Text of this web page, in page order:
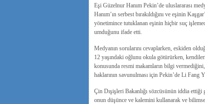
Eşi Güzelnur Hanım Pekin’de uluslararası
Hanım’ın serbest bırakıldığını ve eşinin
yönetimince tutuklanan eşinin hiçbir suç
umduğunu ifade etti.
Medyanın sorularını cevaplarken, eskiden
12 yaşındaki oğlunu okula götürürken,
konusunda resmi makamların bilgi
haklarının savunulması için Pekin’de Li
Çin Dışişleri Bakanlığı sözcüsünün iddia
onun düşünce ve kalemini kullanarak ve